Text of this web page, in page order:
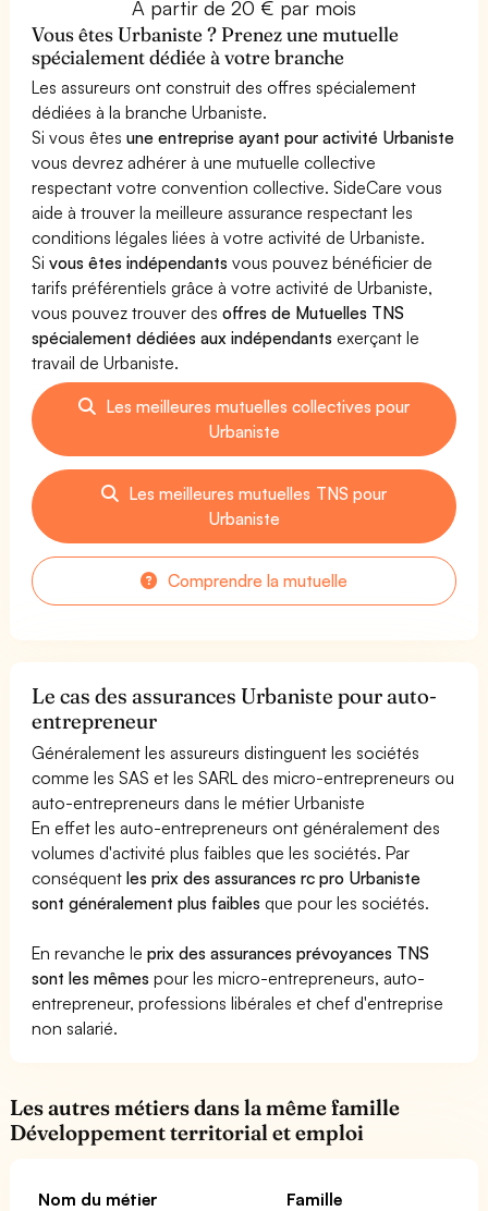
À partir de 20 € par mois
Vous êtes Urbaniste ? Prenez une mutuelle
spécialement dédiée à votre branche
Les assureurs ont construit des offres spécialement
dédiées à la branche Urbaniste.
Si vous êtesune entreprise ayant pour activité Urbaniste
vous devrez adhérer à une mutuelle collective
respectant votre convention collective. SideCare vous
aide à trouver la meilleure assurance respectant les
conditions légales liées à votre activité de Urbaniste.
Sivous êtes indépendants vous pouvez bénéficier de
tarifs préférentiels grâce à votre activité de Urbaniste,
vous pouvez trouver desoffres de Mutuelles TNS
spécialement dédiées aux indépendants exerçant le
travail de Urbaniste.
Les meilleures mutuelles collectives pour
Urbaniste
Les meilleures mutuelles TNS pour
Urbaniste
Comprendre la mutuelle
Le cas des assurances Urbaniste pour auto-
entrepreneur
Généralement les assureurs distinguent les sociétés
comme les SAS et les SARL des micro-entrepreneurs ou
auto-entrepreneurs dans le métier Urbaniste
En effet les auto-entrepreneurs ont généralement des
volumes d'activité plus faibles que les sociétés. Par
conséquentles prix des assurances rc pro Urbaniste
sont généralement plus faibles que pour les sociétés.
En revanche leprix des assurances prévoyances TNS
sont les mêmes pour les micro-entrepreneurs, auto-
entrepreneur, professions libérales et chef d'entreprise
non salarié.
Les autres métiers dans la même famille
Développement territorial et emploi
Nom du métier
Famille